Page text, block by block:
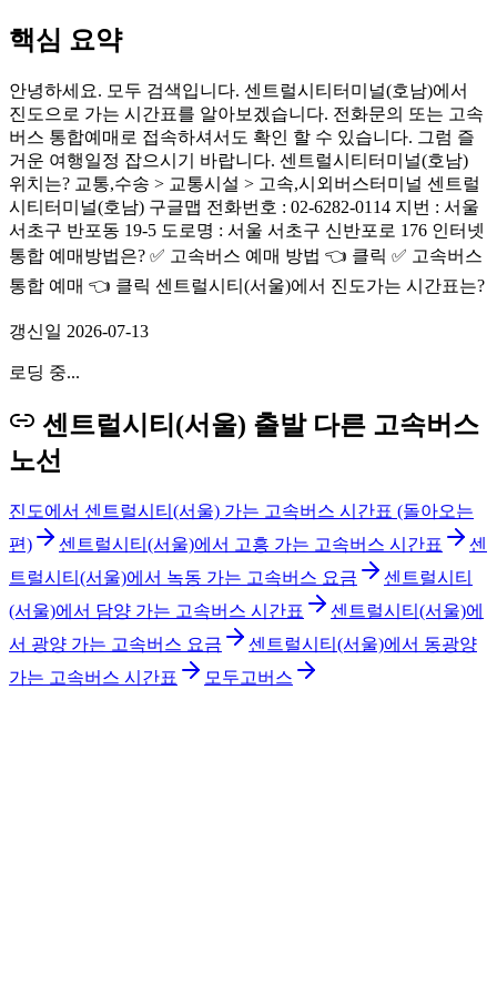
핵심 요약
안녕하세요. 모두 검색입니다. 센트럴시티터미널(호남)에서
진도으로 가는 시간표를 알아보겠습니다. 전화문의 또는 고속
버스 통합예매로 접속하셔서도 확인 할 수 있습니다. 그럼 즐
거운 여행일정 잡으시기 바랍니다. 센트럴시티터미널(호남)
위치는? 교통,수송 > 교통시설 > 고속,시외버스터미널 센트럴
시티터미널(호남) 구글맵 전화번호 : 02-6282-0114 지번 : 서울
서초구 반포동 19-5 도로명 : 서울 서초구 신반포로 176 인터넷
통합 예매방법은? ✅ 고속버스 예매 방법 👈 클릭 ✅ 고속버스
통합 예매 👈 클릭 센트럴시티(서울)에서 진도가는 시간표는?
갱신일 2026-07-13
로딩 중...
센트럴시티(서울) 출발 다른 고속버스
노선
진도에서 센트럴시티(서울) 가는 고속버스 시간표 (돌아오는
편)
센트럴시티(서울)에서 고흥 가는 고속버스 시간표
센
트럴시티(서울)에서 녹동 가는 고속버스 요금
센트럴시티
(서울)에서 담양 가는 고속버스 시간표
센트럴시티(서울)에
서 광양 가는 고속버스 요금
센트럴시티(서울)에서 동광양
가는 고속버스 시간표
모두고버스